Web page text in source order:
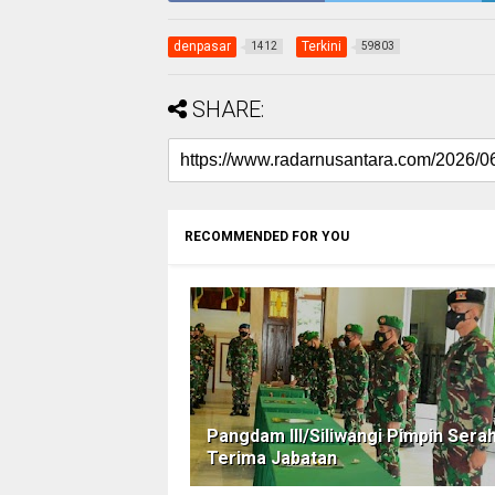
denpasar 1412 Terkini 59803
SHARE:
RECOMMENDED FOR YOU
Pangdam III/Siliwangi Pimpin
Terima Jabatan